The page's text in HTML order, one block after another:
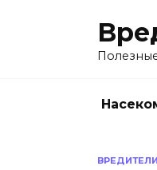
ВРЕДИТЕЛИ